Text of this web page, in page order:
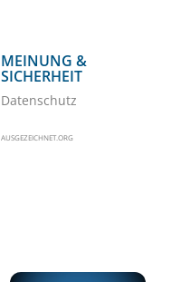
MEINUNG &
SICHERHEIT
Datenschutz
AUSGEZEICHNET.ORG